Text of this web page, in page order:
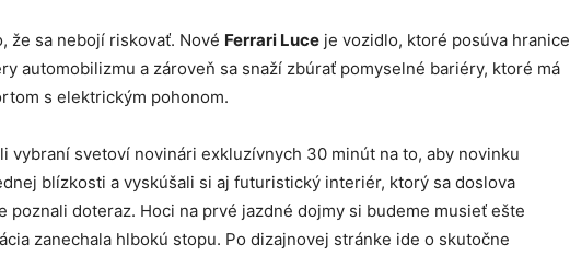
že sa nebojí riskovať. Nové Ferrari Luce je vozidlo, ktoré posúva hranice
automobilizmu a zároveň sa snaží zbúrať pomyselné bariéry, ktoré má
s elektrickým pohonom.
vybraní svetoví novinári exkluzívnych 30 minút na to, aby novinku
blízkosti a vyskúšali si aj futuristický interiér, ktorý sa doslova
poznali doteraz. Hoci na prvé jazdné dojmy si budeme musieť ešte
zanechala hlbokú stopu. Po dizajnovej stránke ide o skutočne